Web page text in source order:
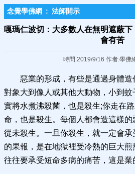
念覺學佛網 : 法師開示
嘎瑪仁波切：大多數人在無明遮蔽
會有苦
時間:2019/9/16 作者:學佛
惡業的形成，有些是通過身體
對象大到像人或其他大動物，小到
實將水煮沸殺菌，也是殺生;你走在
命，也是殺生。每個人都會造這樣
從未殺生。一旦你殺生，就一定會
的果報，是在地獄裡受冷熱的巨大
往往要承受短命多病的痛苦，這是業